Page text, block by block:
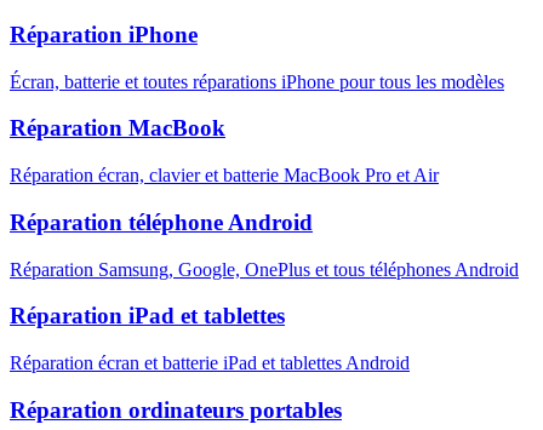
Réparation iPhone
Écran, batterie et toutes réparations iPhone pour tous les modèles
Réparation MacBook
Réparation écran, clavier et batterie MacBook Pro et Air
Réparation téléphone Android
Réparation Samsung, Google, OnePlus et tous téléphones Android
Réparation iPad et tablettes
Réparation écran et batterie iPad et tablettes Android
Réparation ordinateurs portables